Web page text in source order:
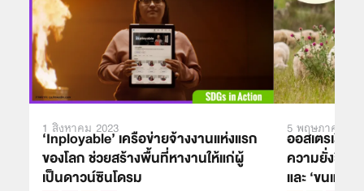
1 สิงหาคม 2023
‘Inployable’ เครือข่ายจ้างงานแห่งแรก
ของโลก ช่วยสร้างพื้นที่หางานให้แก่ผู้
เป็นดาวน์ซินโดรม
5 พฤษภาคม
ออสเตรเลีย
ความยั่งยืนเ
และ ‘ขนแกะ